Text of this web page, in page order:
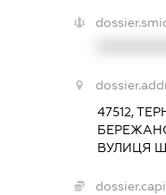
47512,
ВУЛИЦЯ